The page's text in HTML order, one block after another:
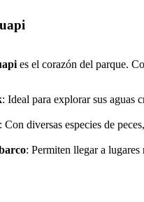
es el corazón del parque.
: Ideal para explorar sus aguas
: Con diversas especies de
: Permiten llegar a